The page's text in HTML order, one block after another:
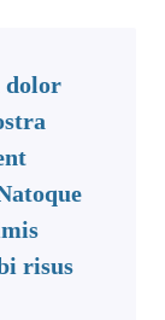
dolor
risus